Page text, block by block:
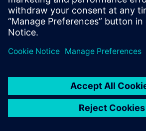
L'ITALIANA IN
Gioachino Rossini dramma giocoso két